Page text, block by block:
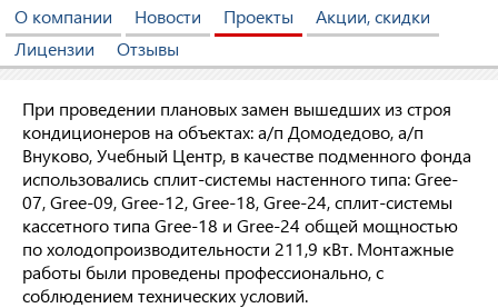
О компании Новости Проекты
Акции, скидки
Лицензии
Отзывы
При проведении плановых замен вышедших из строя
кондиционеров на объектах: а/п Домодедово, а/п
Внуково, Учебный Центр, в качестве подменного фонда
использовались сплит-системы настенного типа: Gree-
07, Gree-09, Gree-12, Gree-18, Gree-24, сплит-системы
кассетного типа Gree-18 и Gree-24 общей мощностью
по холодопроизводительности 211,9 кВт. Монтажные
работы были проведены профессионально, с
соблюдением технических условий.